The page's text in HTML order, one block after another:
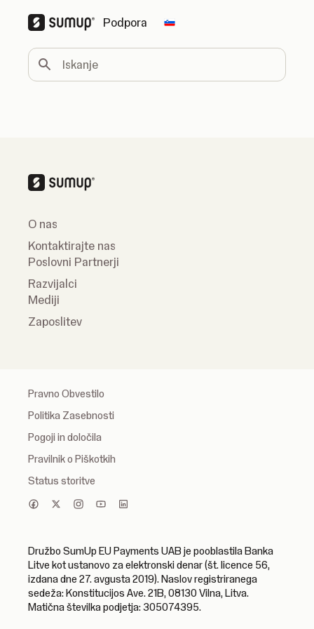
Podpora Change country
Iskanje
O nas
Kontaktirajte nas
Poslovni Partnerji
Razvijalci
Mediji
Zaposlitev
Pravno Obvestilo
Politika Zasebnosti
Pogoji in določila
Pravilnik o Piškotkih
Status storitve
Družbo SumUp EU Payments UAB je pooblastila Banka
Litve kot ustanovo za elektronski denar (št. licence 56,
izdana dne 27. avgusta 2019). Naslov registriranega
sedeža: Konstitucijos Ave. 21B, 08130 Vilna, Litva.
Matična številka podjetja: 305074395.